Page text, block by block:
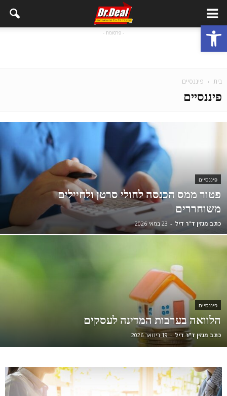
פתח סרגל נגישות - פרסומת -
בית פיננסיים
פיננסיים
פיננסיים
פטור ממס הכנסה לחולי סרטן ולחיילים
משוחררים
כתב מגזין ד"ר דיל - 23 במאי 2026
פיננסיים
הלוואה בערבות המדינה לעסקים
כתב מגזין ד"ר דיל - 19 בינואר 2026